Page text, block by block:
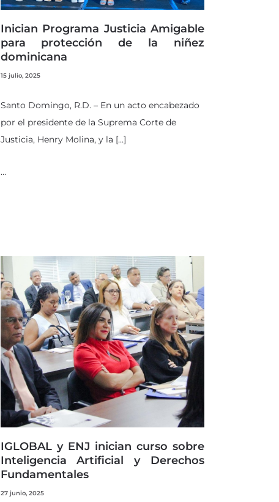
Inician Programa Justicia Amigable
para protección de la niñez
dominicana
15 julio, 2025
Santo Domingo, R.D. – En un acto encabezado
por el presidente de la Suprema Corte de
Justicia, Henry Molina, y la […]
…
IGLOBAL y ENJ inician curso sobre
Inteligencia Artificial y Derechos
Fundamentales
27 junio, 2025